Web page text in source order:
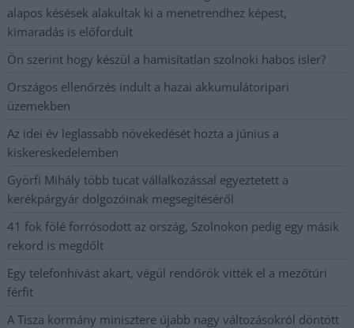
alapos késések alakultak ki a menetrendhez képest,
kimaradás is előfordult
Ön szerint hogy készül a hamisítatlan szolnoki habos isler?
Országos ellenőrzés indult a hazai akkumulátoripari
üzemekben
Az idei év leglassabb növekedését hozta a június a
kiskereskedelemben
Györfi Mihály több tucat vállalkozással egyeztetett a
kerékpárgyár dolgozóinak megsegítéséről
41 fok fölé forrósodott az ország, Szolnokon pedig egy másik
rekord is megdőlt
Egy telefonhívást akart, végül rendőrök vitték el a mezőtúri
férfit
A Tisza kormány minisztere újabb nagy változásokról döntött